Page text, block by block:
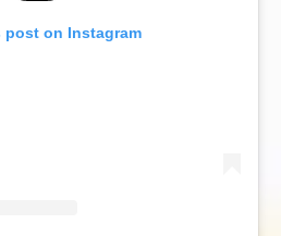
post on Instagram